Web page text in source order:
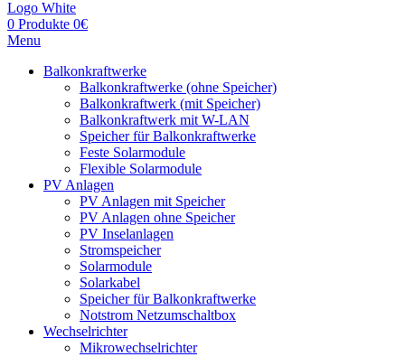
0 Produkte 0€
Menu
Balkonkraftwerke
Balkonkraftwerke (ohne Speicher)
Balkonkraftwerk (mit Speicher)
Balkonkraftwerk mit W-LAN
Speicher für Balkonkraftwerke
Feste Solarmodule
Flexible Solarmodule
PV Anlagen
PV Anlagen mit Speicher
PV Anlagen ohne Speicher
PV Inselanlagen
Stromspeicher
Solarmodule
Solarkabel
Speicher für Balkonkraftwerke
Notstrom Netzumschaltbox
Wechselrichter
Mikrowechselrichter